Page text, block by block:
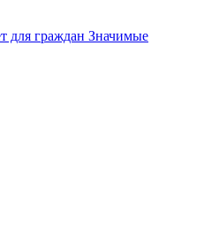
для граждан Значимые